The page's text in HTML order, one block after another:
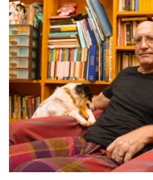
ค้นหา
SHARE TWEET